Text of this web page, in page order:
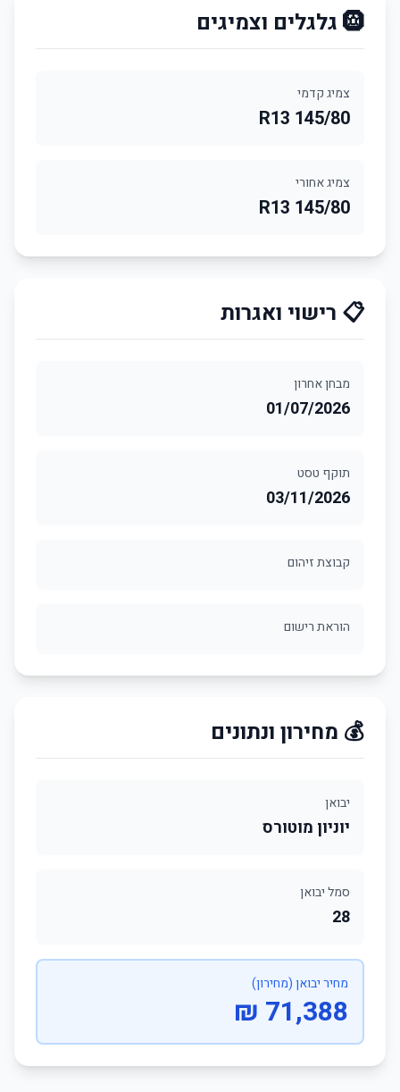
🛞 גלגלים וצמיגים
צמיג קדמי
145/80 R13
צמיג אחורי
145/80 R13
📋 רישוי ואגרות
מבחן אחרון
01/07/2026
תוקף טסט
03/11/2026
קבוצת זיהום
הוראת רישום
💰 מחירון ונתונים
יבואן
יוניון מוטורס
סמל יבואן
28
מחיר יבואן (מחירון)
71,388 ₪